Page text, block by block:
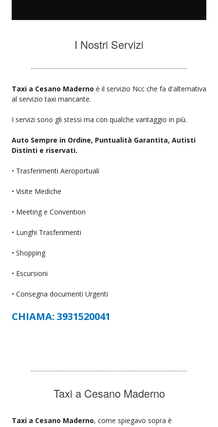
I Nostri Servizi
Taxi a Cesano Maderno è il servizio Ncc che fa d'alternativa
al servizio taxi mancante.
I servizi sono gli stessi ma con qualche vantaggio in più.
Auto Sempre in Ordine, Puntualità Garantita, Autisti
Distinti e riservati.
• Trasferimenti Aeroportuali
• Visite Mediche
• Meeting e Convention
• Lunghi Trasferimenti
• Shopping
• Escursioni
• Consegna documenti Urgenti
CHIAMA: 3931520041
Taxi a Cesano Maderno
Taxi a Cesano Maderno, come spiegavo sopra è